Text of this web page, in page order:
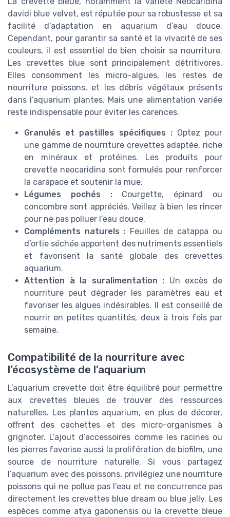
davidi blue velvet, est réputée pour sa robustesse et sa
facilité d’adaptation en aquarium d’eau douce.
Cependant, pour garantir sa santé et la vivacité de ses
couleurs, il est essentiel de bien choisir sa nourriture.
Les crevettes blue sont principalement détritivores.
Elles consomment les micro-algues, les restes de
nourriture poissons, et les débris végétaux présents
dans l’aquarium plantes. Mais une alimentation variée
reste indispensable pour éviter les carences.
Granulés et pastilles spécifiques :Optez pour
une gamme de nourriture crevettes adaptée, riche
en minéraux et protéines. Les produits pour
crevette neocaridina sont formulés pour renforcer
la carapace et soutenir la mue.
Légumes pochés :Courgette, épinard ou
concombre sont appréciés. Veillez à bien les rincer
pour ne pas polluer l’eau douce.
Compléments naturels : Feuilles de catappa ou
d’ortie séchée apportent des nutriments essentiels
et favorisent la santé globale des crevettes
aquarium.
Attention à la suralimentation : Un excès de
nourriture peut dégrader les paramètres eau et
favoriser les algues indésirables. Il est conseillé de
nourrir en petites quantités, deux à trois fois par
semaine.
Compatibilité de la nourriture avec
l’écosystème de l’aquarium
L’aquarium crevette doit être équilibré pour permettre
aux crevettes bleues de trouver des ressources
naturelles. Les plantes aquarium, en plus de décorer,
offrent des cachettes et des micro-organismes à
grignoter. L’ajout d’accessoires comme les racines ou
les pierres favorise aussi la prolifération de biofilm, une
source de nourriture naturelle. Si vous partagez
l’aquarium avec des poissons, privilégiez une nourriture
poissons qui ne pollue pas l’eau et ne concurrence pas
directement les crevettes blue dream ou blue jelly. Les
espèces comme atya gabonensis ou la crevette bleue